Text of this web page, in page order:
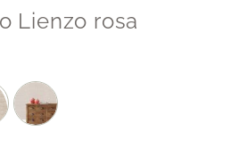
Lienzo rosa